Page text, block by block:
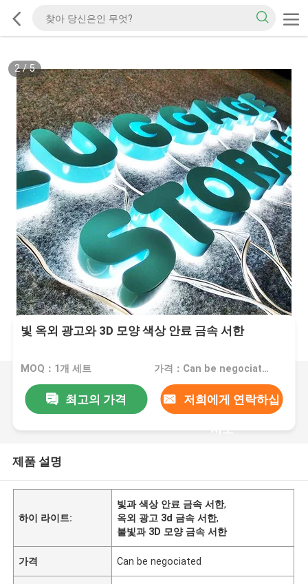
2/5
빛 옥외 광고와 3D 모양 색상 안료 금속 서한
MOQ：1개 세트 가격：Can be negociated
최고의 가격 저희에게 연락하십
시오
제품 설명
하이 라이트:
빛과 색상 안료 금속 서한,
옥외 광고 3d 금속 서한,
불빛과 3D 모양 금속 서한
가격 Can be negociated